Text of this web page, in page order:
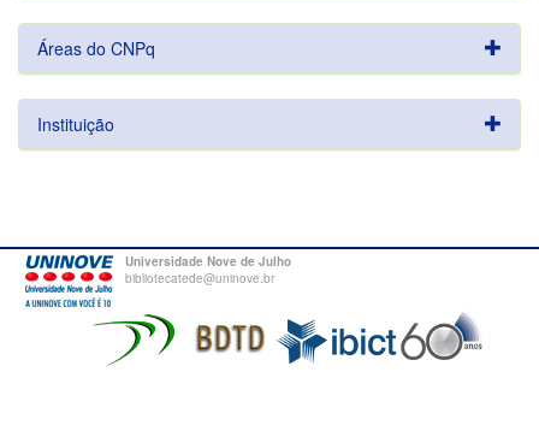
Áreas do CNPq
Instituição
Universidade Nove de Julho
bibliotecatede@uninove.br